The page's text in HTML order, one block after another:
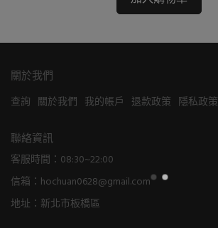
關於我們
查詢 關於我們 我的帳戶 退款政策 隱私政策
聯絡資訊
客服時間：08:30~22:00
信箱：hochuan0628@gmail.com
地址：新北市板橋區